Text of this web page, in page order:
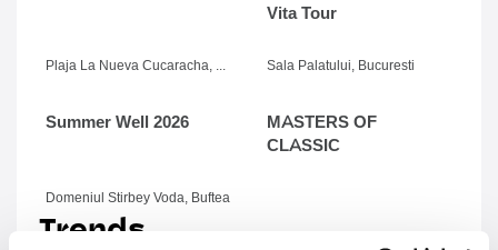
Plaja La Nueva Cucaracha, Mamaia
Vita Tour
Sala Palatului, Bucuresti
Summer Well 2026
Domeniul Stirbey Voda, Buftea
MASTERS OF
CLASSIC
Trends